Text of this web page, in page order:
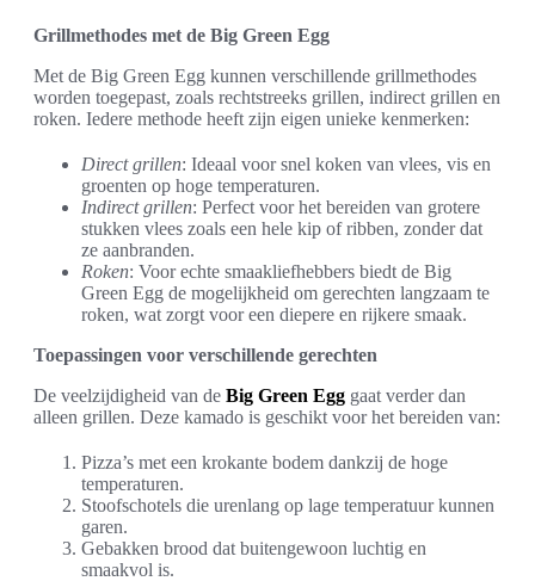
Grillmethodes met de Big Green Egg
Met de Big Green Egg kunnen verschillende grillmethodes
worden toegepast, zoals rechtstreeks grillen, indirect grillen en
roken. Iedere methode heeft zijn eigen unieke kenmerken:
Direct grillen: Ideaal voor snel koken van vlees, vis en
groenten op hoge temperaturen.
Indirect grillen: Perfect voor het bereiden van grotere
stukken vlees zoals een hele kip of ribben, zonder dat
ze aanbranden.
Roken: Voor echte smaakliefhebbers biedt de Big
Green Egg de mogelijkheid om gerechten langzaam te
roken, wat zorgt voor een diepere en rijkere smaak.
Toepassingen voor verschillende gerechten
De veelzijdigheid van de Big Green Egg gaat verder dan
alleen grillen. Deze kamado is geschikt voor het bereiden van:
Pizza’s met een krokante bodem dankzij de hoge
temperaturen.
Stoofschotels die urenlang op lage temperatuur kunnen
garen.
Gebakken brood dat buitengewoon luchtig en
smaakvol is.